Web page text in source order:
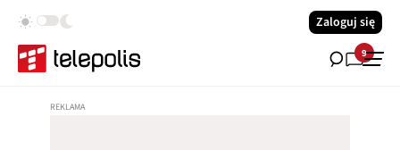
Zaloguj się
9